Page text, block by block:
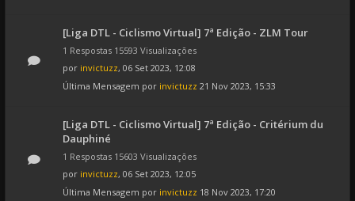
[Liga DTL - Ciclismo Virtual] 7ª Edição - ZLM Tour
1 Respostas 15593 Visualizações
por invictuzz, 06 Set 2023, 12:08
Última Mensagem por invictuzz 21 Nov 2023, 15:33
[Liga DTL - Ciclismo Virtual] 7ª Edição - Critérium du
Dauphiné
1 Respostas 15603 Visualizações
por invictuzz, 06 Set 2023, 12:05
Última Mensagem por invictuzz 18 Nov 2023, 17:20